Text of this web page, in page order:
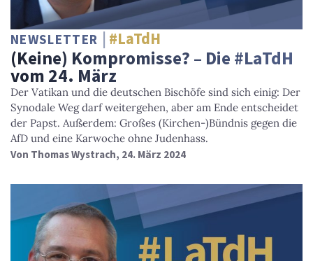
NEWSLETTER #LaTdH
(Keine) Kompromisse? – Die #LaTdH
vom 24. März
Der Vatikan und die deutschen Bischöfe sind sich einig: Der
Synodale Weg darf weitergehen, aber am Ende entscheidet
der Papst. Außerdem: Großes (Kirchen-)Bündnis gegen die
AfD und eine Karwoche ohne Judenhass.
Von Thomas Wystrach, 24. März 2024